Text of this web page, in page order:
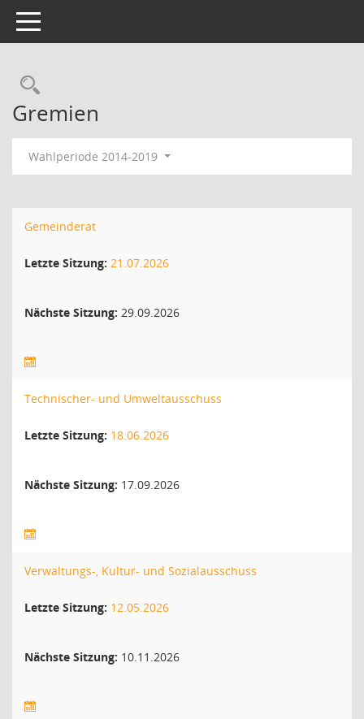
Toggle navigation
Gremien
Wahlperiode 2014-2019
Gemeinderat
Letzte Sitzung: 21.07.2026
Nächste Sitzung: 29.09.2026
Technischer- und Umweltausschuss
Letzte Sitzung: 18.06.2026
Nächste Sitzung: 17.09.2026
Verwaltungs-, Kultur- und Sozialausschuss
Letzte Sitzung: 12.05.2026
Nächste Sitzung: 10.11.2026